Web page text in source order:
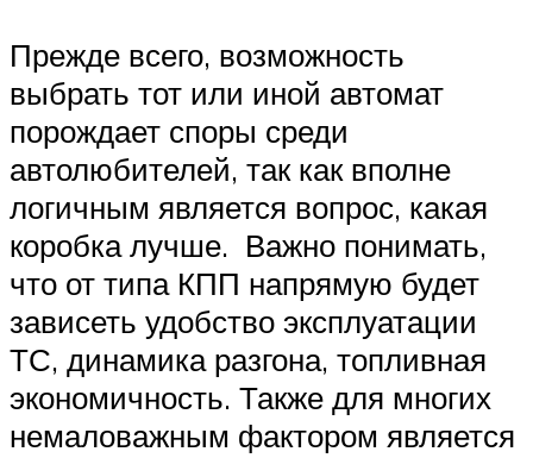
Прежде всего, возможность
выбрать тот или иной автомат
порождает споры среди
автолюбителей, так как вполне
логичным является вопрос, какая
коробка лучше. Важно понимать,
что от типа КПП напрямую будет
зависеть удобство эксплуатации
ТС, динамика разгона, топливная
экономичность. Также для многих
немаловажным фактором является